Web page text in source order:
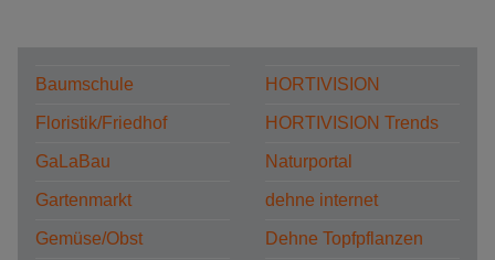
Baumschule
Floristik/Friedhof
GaLaBau
Gartenmarkt
Gemüse/Obst
HORTIVISION
HORTIVISION Trends
Naturportal
dehne internet
Dehne Topfpflanzen